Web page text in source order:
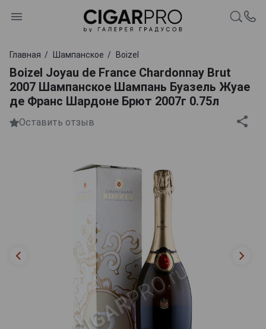
Главная Шампанское Boizel
Boizel Joyau de France Chardonnay Brut
2007 Шампанское Шампань Буазель Жуае
де Франс Шардоне Брют 2007г 0.75л
Оставить отзыв